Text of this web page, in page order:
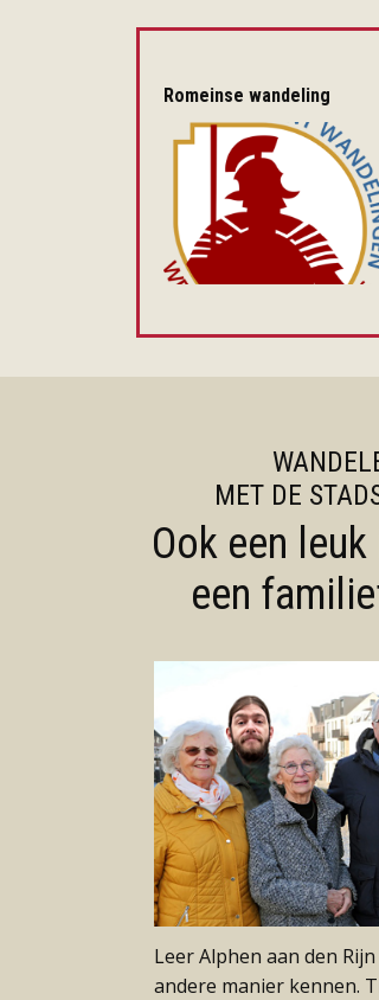
Romeinse wandeling
MET DE
Ook een
een
Leer Alphen aan den
andere manier kennen.